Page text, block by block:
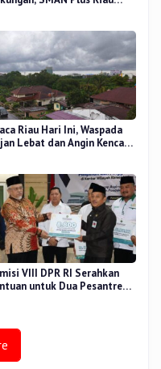
Riau Hari Ini, Waspada
Lebat dan Angin Kencang
VIII DPR RI Serahkan
untuk Dua Pesantren